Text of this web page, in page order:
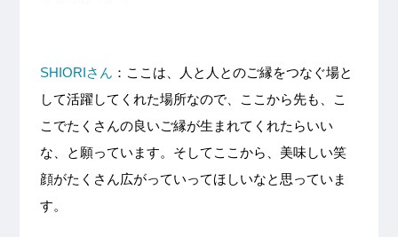
SHIORIさん ：ここは、人と人とのご縁をつなぐ場と
して活躍してくれた場所なので、ここから先も、こ
こでたくさんの良いご縁が生まれてくれたらいい
な、と願っています。そしてここから、美味しい笑
顔がたくさん広がっていってほしいなと思っていま
す。